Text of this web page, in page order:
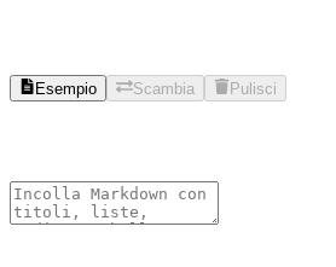
Esempio Scambia Pulisci